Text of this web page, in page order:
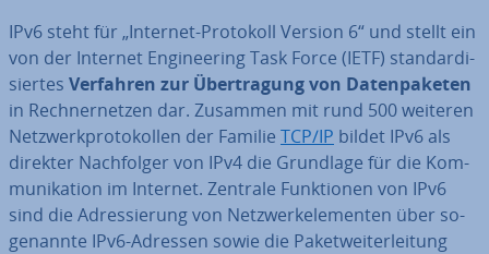
IPv6 steht für „Internet-Protokoll Version 6“ und stellt ein
von der Internet En­gi­nee­ring Task Force (IETF) stan­dar­di­
sier­tes Verfahren zur Über­tra­gung von Da­ten­pa­ke­ten
in Rech­ner­net­zen dar. Zusammen mit rund 500 weiteren
Netz­werk­pro­to­kol­len der Familie TCP/IP bildet IPv6 als
direkter Nach­fol­ger von IPv4 die Grundlage für die Kom­
mu­ni­ka­ti­on im Internet. Zentrale Funk­tio­nen von IPv6
sind die Adres­sie­rung von Netz­werk­ele­men­ten über so­
ge­nann­te IPv6-Adressen sowie die Pa­ket­wei­ter­lei­tung